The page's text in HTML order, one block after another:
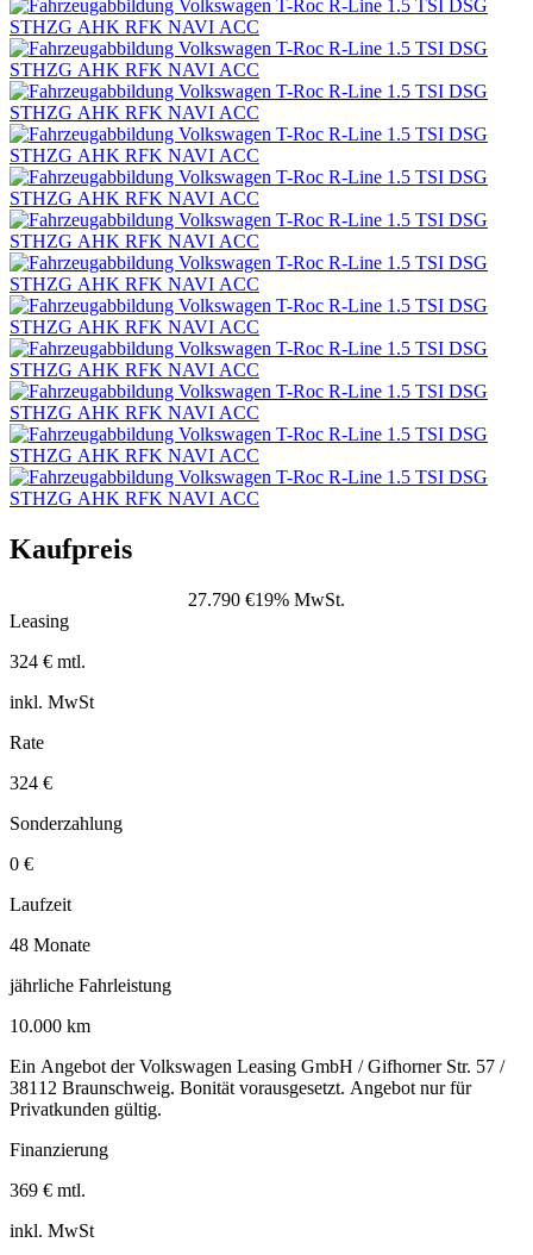
Kaufpreis
27.790 €19% MwSt.
Leasing
324 € mtl.
inkl. MwSt
Rate
324 €
Sonderzahlung
0 €
Laufzeit
48 Monate
jährliche Fahrleistung
10.000 km
Ein Angebot der Volkswagen Leasing GmbH / Gifhorner Str. 57 /
38112 Braunschweig. Bonität vorausgesetzt. Angebot nur für
Privatkunden gültig.
Finanzierung
369 € mtl.
inkl. MwSt